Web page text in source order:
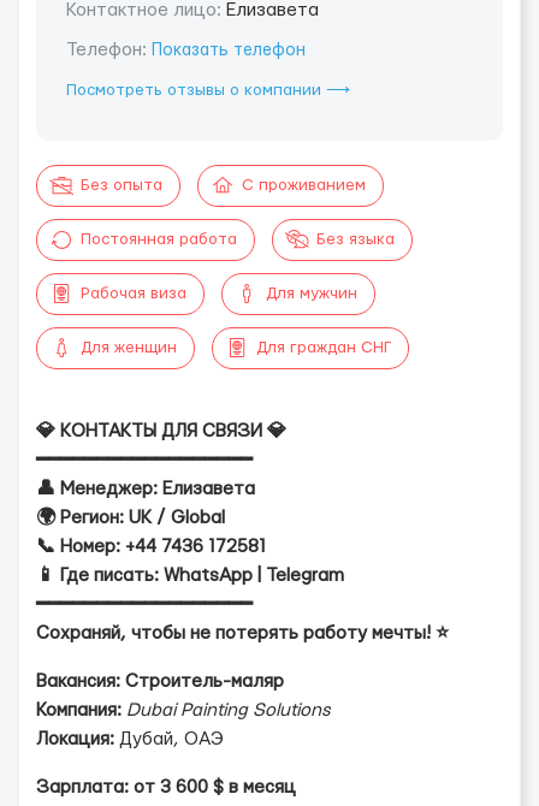
Контактное лицо: Елизавета
Телефон: Показать телефон
Посмотреть отзывы о компании ⟶
Без опыта С проживанием
Постоянная работа Без языка
Рабочая виза Для мужчин
Для женщин Для граждан СНГ
💎 КОНТАКТЫ ДЛЯ СВЯЗИ 💎
━━━━━━━━━━━━━━━━━━
👤 Менеджер: Елизавета
🌍 Регион: UK / Global
📞 Номер: +44 7436 172581
📱 Где писать: WhatsApp | Telegram
━━━━━━━━━━━━━━━━━━
Сохраняй, чтобы не потерять работу мечты! ⭐️
Вакансия: Строитель-маляр
Компания: Dubai Painting Solutions
Локация: Дубай, ОАЭ
Зарплата: от 3 600 $ в месяц